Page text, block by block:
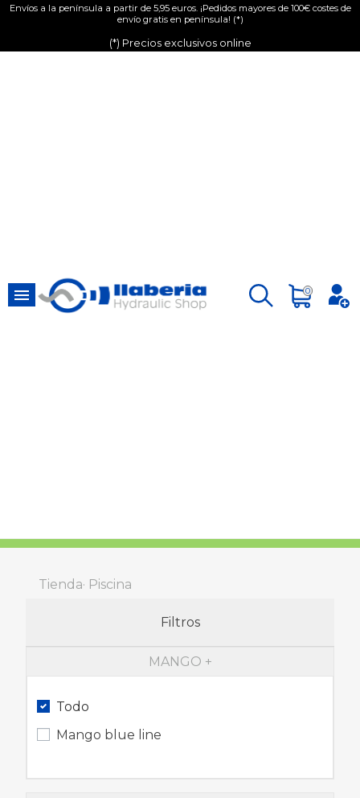
Envíos a la península a partir de 5,95 euros. ¡Pedidos mayores de 100€ costes de
envío gratis en península! (*)
(*) Precios exclusivos online
 0
Tienda Piscina
Filtros
MANGO
Todo
Mango blue line